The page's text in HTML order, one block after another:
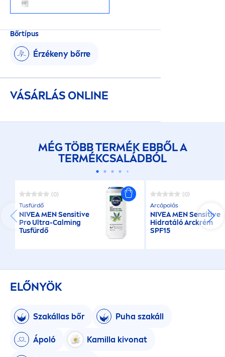
Bőrtípus
Érzékeny bőrre
VÁSÁRLÁS ONLINE
MÉG TÖBB TERMÉK EBBŐL A
TERMÉKCSALÁDBÓL
(0)
Tusfürdő
NIVEAMENSensitive
Pro Ultra-Calming
Tusfürdő
(0)
Arcápolás
NIVEAMENSensitive
Hidratáló Arckrém
SPF15
ELŐNYÖK
Szakállas bőr Puha szakáll
Ápoló Kamilla kivonat